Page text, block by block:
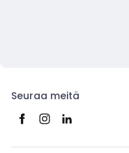
Seuraa meitä